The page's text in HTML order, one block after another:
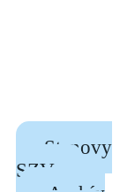
Stanovy
SZV